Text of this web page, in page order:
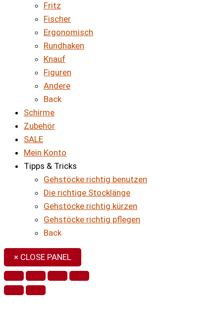
Fritz
Fischer
Ergonomisch
Rundhaken
Knauf
Figuren
Andere
Back
Schirme
Zubehör
SALE
Mein Konto
Tipps & Tricks
Gehstöcke richtig benutzen
Die richtige Stocklänge
Gehstöcke richtig kürzen
Gehstöcke richtig pflegen
Back
× CLOSE PANEL